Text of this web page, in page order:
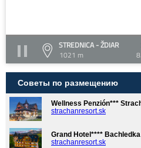
STREDNICA - ŽDIAR
1021 m
Советы по размещению
Wellness Penzión***
strachanresort.sk
Grand Hotel****
strachanresort.sk